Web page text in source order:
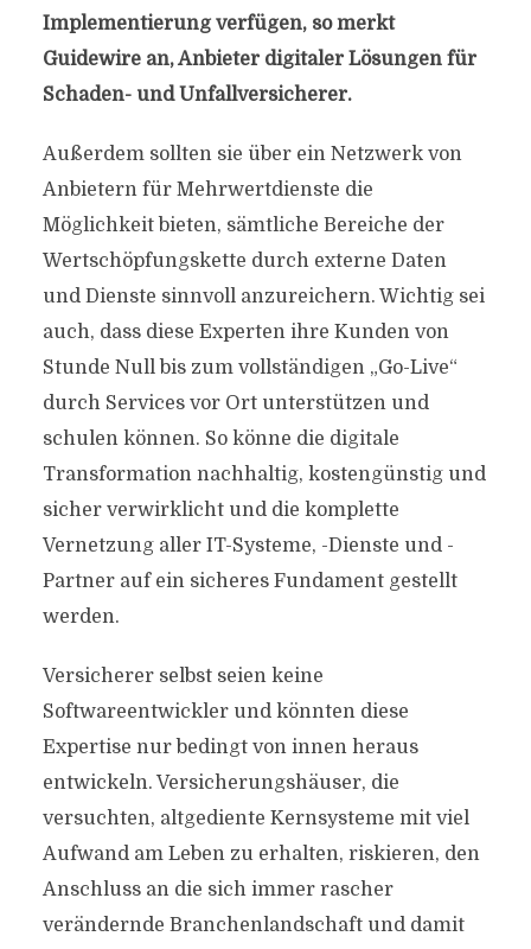
Implementierung verfügen, so merkt
Guidewire an, Anbieter digitaler Lösungen für
Schaden- und Unfallversicherer.
Außerdem sollten sie über ein Netzwerk von
Anbietern für Mehrwertdienste die
Möglichkeit bieten, sämtliche Bereiche der
Wertschöpfungskette durch externe Daten
und Dienste sinnvoll anzureichern. Wichtig sei
auch, dass diese Experten ihre Kunden von
Stunde Null bis zum vollständigen „Go-Live“
durch Services vor Ort unterstützen und
schulen können. So könne die digitale
Transformation nachhaltig, kostengünstig und
sicher verwirklicht und die komplette
Vernetzung aller IT-Systeme, -Dienste und -
Partner auf ein sicheres Fundament gestellt
werden.
Versicherer selbst seien keine
Softwareentwickler und könnten diese
Expertise nur bedingt von innen heraus
entwickeln. Versicherungshäuser, die
versuchten, altgediente Kernsysteme mit viel
Aufwand am Leben zu erhalten, riskieren, den
Anschluss an die sich immer rascher
verändernde Branchenlandschaft und damit